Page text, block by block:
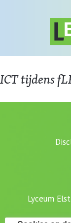
ICT tijdens
Lyceum